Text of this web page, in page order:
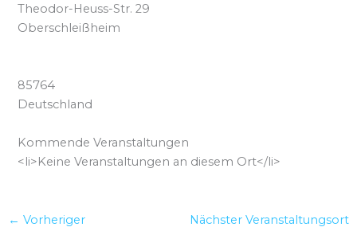
Theodor-Heuss-Str. 29
Oberschleißheim
85764
Deutschland
Kommende Veranstaltungen
<li>Keine Veranstaltungen an diesem Ort</li>
← Vorheriger
Nächster Veranstaltungsort